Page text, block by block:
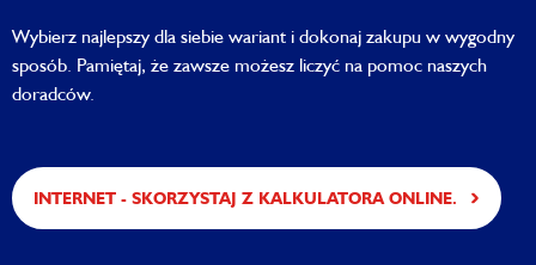
Wybierz najlepszy dla siebie wariant i dokonaj zakupu w wygodny
sposób. Pamiętaj, że zawsze możesz liczyć na pomoc naszych
doradców.
INTERNET - SKORZYSTAJ Z KALKULATORA ONLINE.